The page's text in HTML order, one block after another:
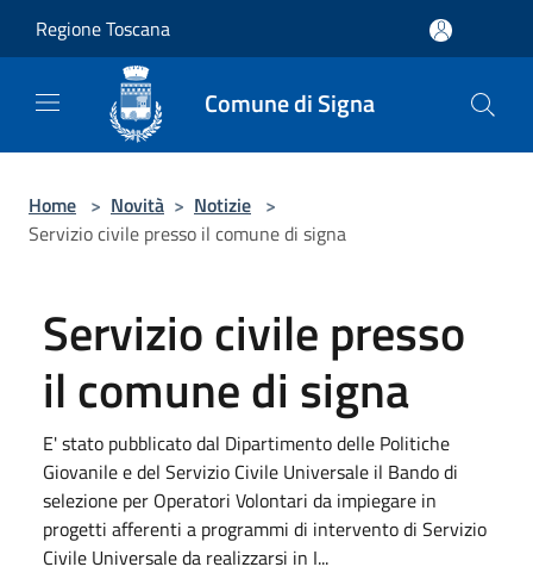
Regione Toscana
Comune di Signa
Home > Novità > Notizie >
Servizio civile presso il comune di signa
Servizio civile presso
il comune di signa
E' stato pubblicato dal Dipartimento delle Politiche
Giovanile e del Servizio Civile Universale il Bando di
selezione per Operatori Volontari da impiegare in
progetti afferenti a programmi di intervento di Servizio
Civile Universale da realizzarsi in I...